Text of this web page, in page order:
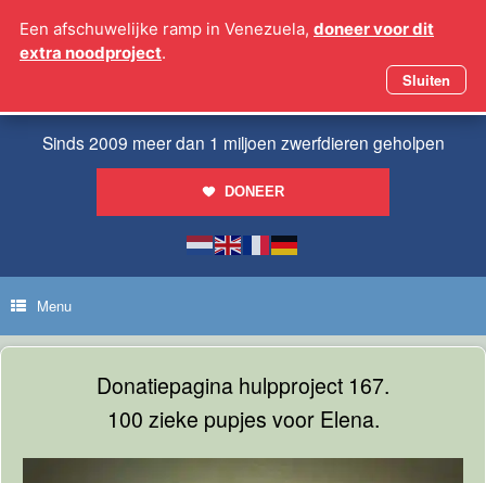
naar
Sinds 2009 meer dan 1 miljoen zwerfdieren geholpen
DONEER
Menu
Donatiepagina hulpproject 167.
100 zieke pupjes voor Elena.
Een afschuwelijke ramp in Venezuela, doneer voor dit
extra noodproject.
Sluiten